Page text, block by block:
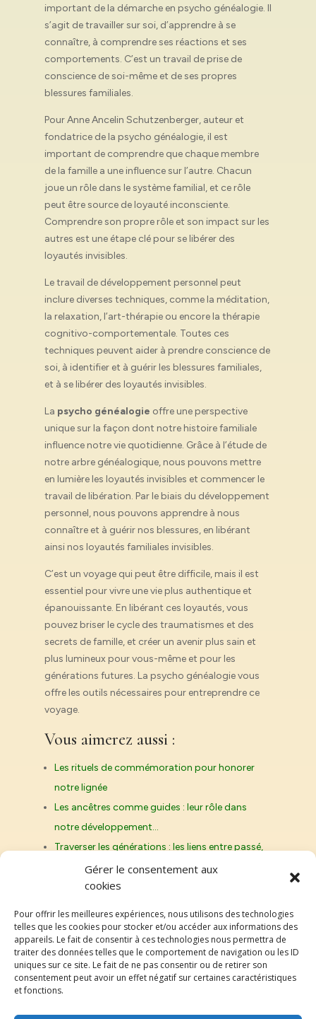
Gérer le consentement aux
cookies
Pour offrir les meilleures expériences, nous utilisons des technologies
telles que les cookies pour stocker et/ou accéder aux informations des
appareils. Le fait de consentir à ces technologies nous permettra de
traiter des données telles que le comportement de navigation ou les ID
uniques sur ce site. Le fait de ne pas consentir ou de retirer son
consentement peut avoir un effet négatif sur certaines caractéristiques
et fonctions.
important de la démarche en psycho généalogie. Il
s’agit de travailler sur soi, d’apprendre à se
connaître, à comprendre ses réactions et ses
comportements. C’est un travail de prise de
conscience de soi-même et de ses propres
blessures familiales.
Pour Anne Ancelin Schutzenberger, auteur et
fondatrice de la psycho généalogie, il est
important de comprendre que chaque membre
de la famille a une influence sur l’autre. Chacun
joue un rôle dans le système familial, et ce rôle
peut être source de loyauté inconsciente.
Comprendre son propre rôle et son impact sur les
autres est une étape clé pour se libérer des
loyautés invisibles.
Le travail de développement personnel peut
inclure diverses techniques, comme la méditation,
la relaxation, l’art-thérapie ou encore la thérapie
cognitivo-comportementale. Toutes ces
techniques peuvent aider à prendre conscience de
soi, à identifier et à guérir les blessures familiales,
et à se libérer des loyautés invisibles.
La psycho généalogie offre une perspective
unique sur la façon dont notre histoire familiale
influence notre vie quotidienne. Grâce à l’étude de
notre arbre généalogique, nous pouvons mettre
en lumière les loyautés invisibles et commencer le
travail de libération. Par le biais du développement
personnel, nous pouvons apprendre à nous
connaître et à guérir nos blessures, en libérant
ainsi nos loyautés familiales invisibles.
C’est un voyage qui peut être difficile, mais il est
essentiel pour vivre une vie plus authentique et
épanouissante. En libérant ces loyautés, vous
pouvez briser le cycle des traumatismes et des
secrets de famille, et créer un avenir plus sain et
plus lumineux pour vous-même et pour les
générations futures. La psycho généalogie vous
offre les outils nécessaires pour entreprendre ce
voyage.
Vous aimerez aussi :
Les rituels de commémoration pour honorer
notre lignée
Les ancêtres comme guides : leur rôle dans
notre développement…
Traverser les générations : les liens entre passé,
présent et…
La psycho généalogie et la résilience :
Genroy.fr